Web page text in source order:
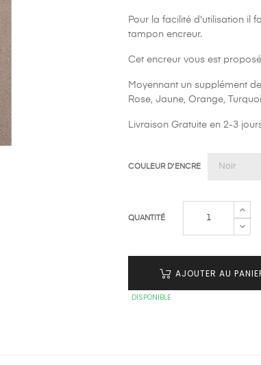
Pour la facilité d'utilisation il
tampon encreur.
Cet encreur vous est
Moyennant un supplément
Rose, Jaune, Orange,
Livraison Gratuite en 2-3
COULEUR D'ENCRE
QUANTITÉ
AJOUTER AU
DISPONIBLE